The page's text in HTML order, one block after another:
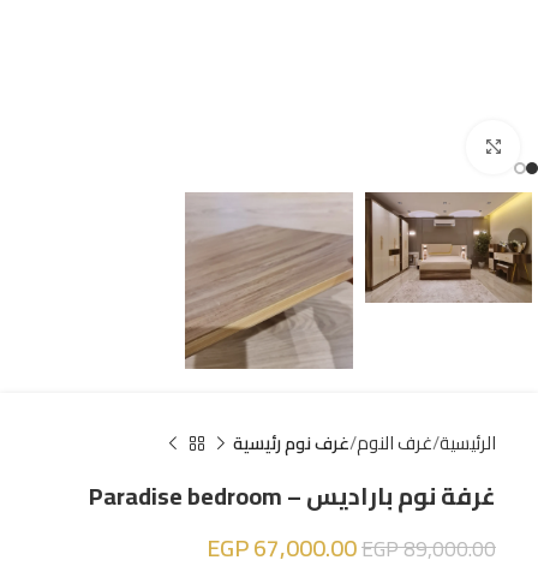
الرئيسية غرف النوم غرف نوم رئيسية
غرفة نوم باراديس – Paradise bedroom
EGP89,000.00
EGP67,000.00